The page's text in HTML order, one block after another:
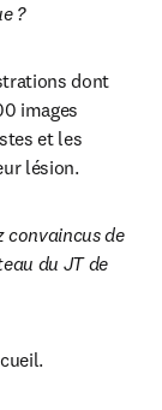
?
dont
images
et les
lésion.
convaincus de
du JT de